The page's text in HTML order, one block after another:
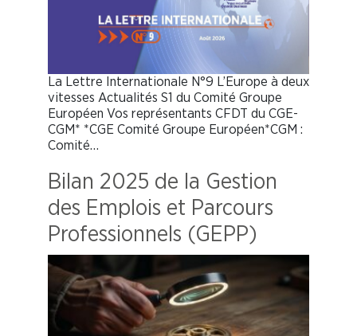
La Lettre Internationale N°9 L’Europe à deux
vitesses Actualités S1 du Comité Groupe
Européen Vos représentants CFDT du CGE-
CGM* *CGE Comité Groupe Européen*CGM :
Comité…
Bilan 2025 de la Gestion
des Emplois et Parcours
Professionnels (GEPP)